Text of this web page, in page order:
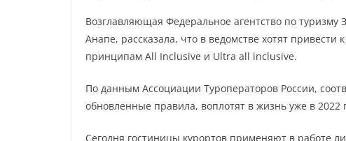
Возглавляющая Федеральное агентство по
Анапе, рассказала, что в ведомстве хотят
принципам All Inclusive и Ultra all inclusive.
По данным Ассоциации Туроператоров России,
обновленные правила, воплотят в жизнь уже в 2022
Сегодня гостиницы курортов применяют в работе